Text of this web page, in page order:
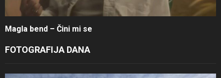
Magla bend – Čini mi se
FOTOGRAFIJA DANA